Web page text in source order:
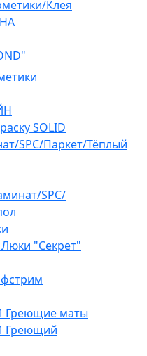
Клея
SOLID
SPC/Паркет/Тёплый
SPC/
"Секрет"
Греющие маты
Греющий